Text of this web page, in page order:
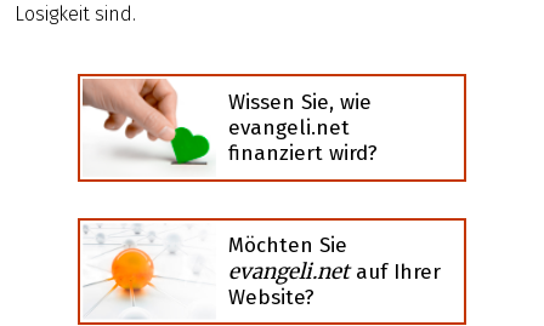
Losigkeit sind.
Wissen Sie, wie
evangeli.net
finanziert wird?
Möchten Sie
evangeli.netauf Ihrer
Website?